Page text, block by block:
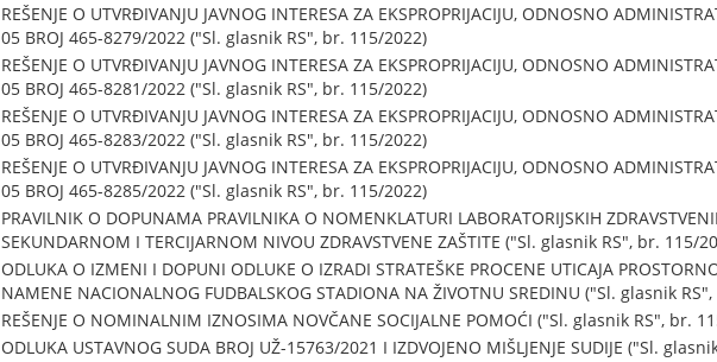
REŠENJE O UTVRĐIVANJU JAVNOG INTERESA ZA EKSPROPRIJACIJU, ODNOSNO
05 BROJ 465-8279/2022 ("Sl. glasnik RS", br. 115/2022)
REŠENJE O UTVRĐIVANJU JAVNOG INTERESA ZA EKSPROPRIJACIJU, ODNOSNO
05 BROJ 465-8281/2022 ("Sl. glasnik RS", br. 115/2022)
REŠENJE O UTVRĐIVANJU JAVNOG INTERESA ZA EKSPROPRIJACIJU, ODNOSNO
05 BROJ 465-8283/2022 ("Sl. glasnik RS", br. 115/2022)
REŠENJE O UTVRĐIVANJU JAVNOG INTERESA ZA EKSPROPRIJACIJU, ODNOSNO
05 BROJ 465-8285/2022 ("Sl. glasnik RS", br. 115/2022)
PRAVILNIK O DOPUNAMA PRAVILNIKA O NOMENKLATURI LABORATORIJSKIH
SEKUNDARNOM I TERCIJARNOM NIVOU ZDRAVSTVENE ZAŠTITE ("Sl. glasnik RS", br. 115/
ODLUKA O IZMENI I DOPUNI ODLUKE O IZRADI STRATEŠKE PROCENE UTICAJA
NAMENE NACIONALNOG FUDBALSKOG STADIONA NA ŽIVOTNU SREDINU ("Sl. glasnik
REŠENJE O NOMINALNIM IZNOSIMA NOVČANE SOCIJALNE POMOĆI ("Sl. glasnik RS", br.
ODLUKA USTAVNOG SUDA BROJ UŽ-15763/2021 I IZDVOJENO MIŠLJENJE SUDIJE ("Sl.